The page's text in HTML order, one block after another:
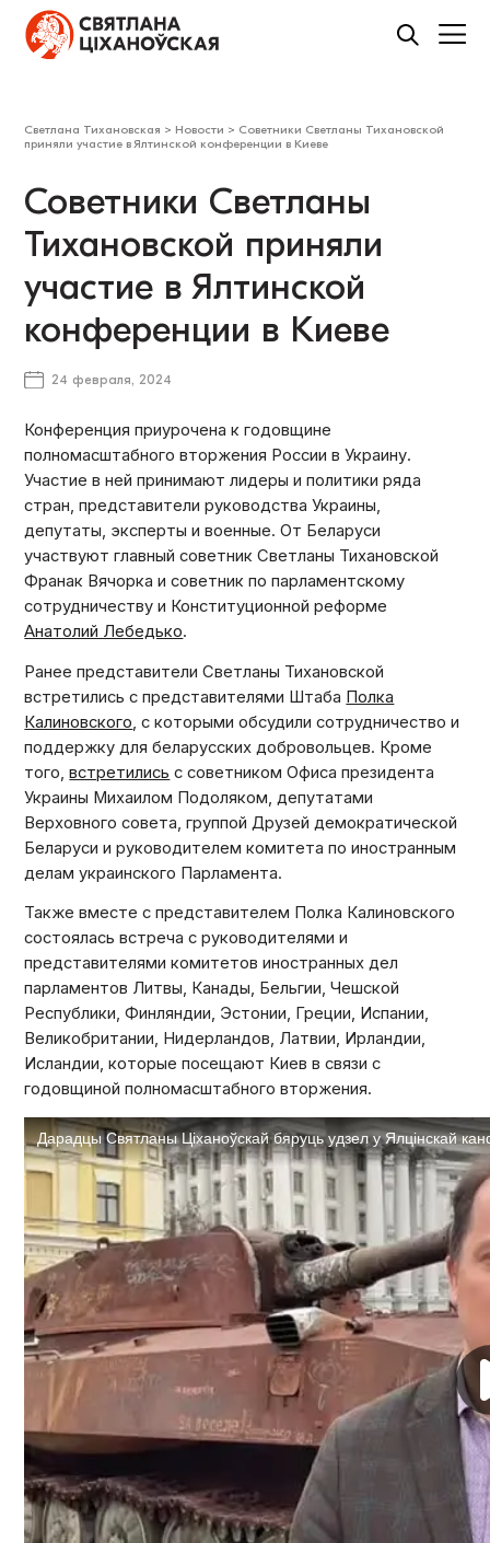
Светлана Тихановская > Новости > Советники Светланы Тихановской
приняли участие в Ялтинской конференции в Киеве
Советники Светланы
Тихановской приняли
участие в Ялтинской
конференции в Киеве
24 февраля, 2024
Конференция приурочена к годовщине
полномасштабного вторжения России в Украину.
Участие в ней принимают лидеры и политики ряда
стран, представители руководства Украины,
депутаты, эксперты и военные. От Беларуси
участвуют главный советник Светланы Тихановской
Франак Вячорка и советникпо парламентскому
сотрудничеству и Конституционной реформе
Анатолий Лебедько.
Ранее представители Светланы Тихановской
встретились с представителями Штаба Полка
Калиновского, с которыми обсудили сотрудничество и
поддержку для беларусских добровольцев. Кроме
того, встретились с советником Офиса президента
Украины Михаилом Подоляком, депутатами
Верховного совета, группой Друзей демократической
Беларуси и руководителем комитета по иностранным
делам украинского Парламента.
Также вместе с представителем Полка Калиновского
состоялась встреча с руководителями и
представителями комитетов иностранных дел
парламентов Литвы, Канады, Бельгии, Чешской
Республики, Финляндии, Эстонии, Греции, Испании,
Великобритании, Нидерландов, Латвии, Ирландии,
Исландии, которые посещают Киев в связи с
годовщиной полномасштабного вторжения.